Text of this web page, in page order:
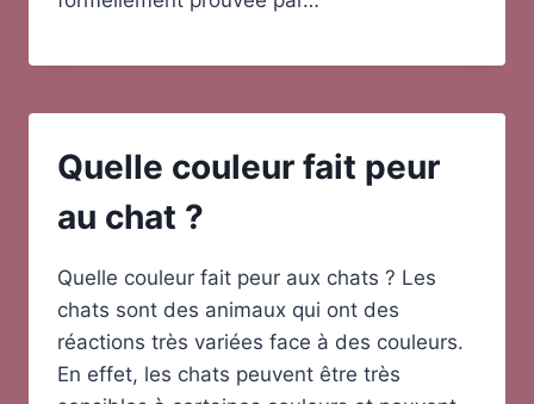
Quelle couleur fait peur
au chat ?
Quelle couleur fait peur aux chats ? Les
chats sont des animaux qui ont des
réactions très variées face à des couleurs.
En effet, les chats peuvent être très